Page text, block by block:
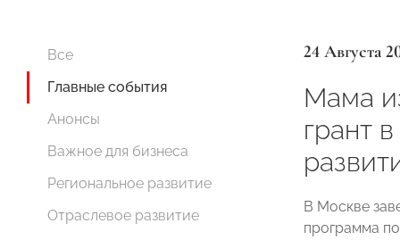
Все
Главные события
Анонсы
Важное для бизнеса
Региональное развитие
Отраслевое развитие
24 Августа
Мама
грант
В Москве
программа